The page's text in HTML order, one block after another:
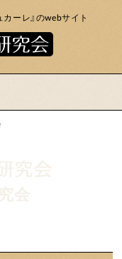
ーレ』のwebサイト